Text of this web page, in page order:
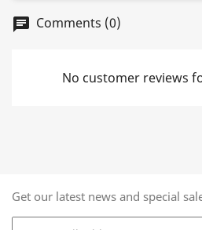
chat Comments (0)
No customer reviews
Get our latest news and special